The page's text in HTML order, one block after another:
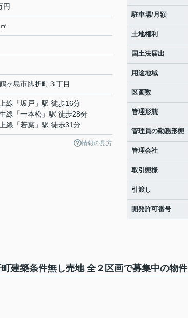
円
ヶ島市脚折町３丁目
線 「坂戸 」駅 徒歩16分
線 「一本松 」駅 徒歩28分
線 「若葉 」駅 徒歩31分
情報の見方
駐車場/月額
土地権利
国土法届出
用途地域
区画数
管理形態
管理員の勤務形態
管理会社
取引態様
引渡し
開発許可番号
町建築条件無し売地 全２区画で募集中の物件